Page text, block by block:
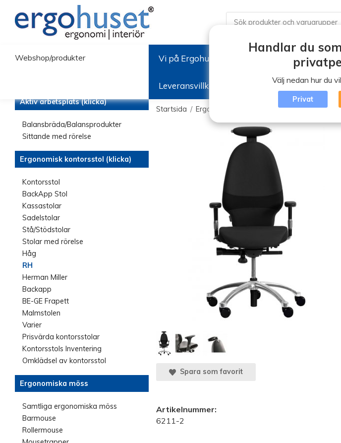
Webshop/produkter Vi på Ergohuset Butiker / Öppettider
Leveransvillkor Logga in
Startsida / Ergonomisk kontorsstol (klicka) / RH / RH
Aktiv arbetsplats (klicka)
Balansbräda/Balansprodukter
Sittande med rörelse
Ergonomisk kontorsstol (klicka)
Kontorsstol
BackApp Stol
Kassastolar
Sadelstolar
Stå/Stödstolar
Stolar med rörelse
Håg
RH
Herman Miller
Backapp
BE-GE Frapett
Malmstolen
Varier
Prisvärda kontorsstolar
Kontorsstols Inventering
Omklädsel av kontorsstol
Ergonomiska möss
Samtliga ergonomiska möss
Barmouse
Rollermouse
Spara som favorit
Artikelnummer:
6211-2
Handlar du
Välj nedan hur du
Privat